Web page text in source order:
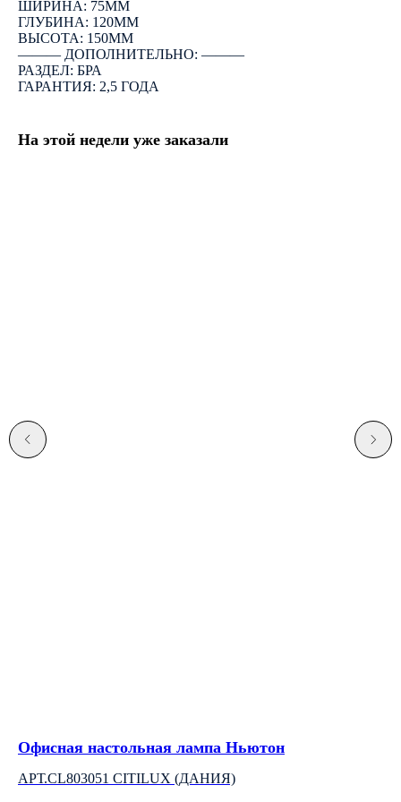
ШИРИНА: 75ММ
ГЛУБИНА: 120ММ
ВЫСОТА: 150ММ
――― ДОПОЛНИТЕЛЬНО: ―――
РАЗДЕЛ: БРА
ГАРАНТИЯ: 2,5 ГОДА
На этой недели уже заказали
Офисная настольная лампа Ньютон
АРТ.CL803051 CITILUX (ДАНИЯ)